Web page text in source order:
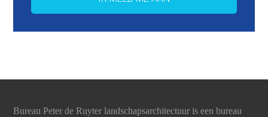
Bureau Peter de Ruyter landschapsarchitectuur is een bureau